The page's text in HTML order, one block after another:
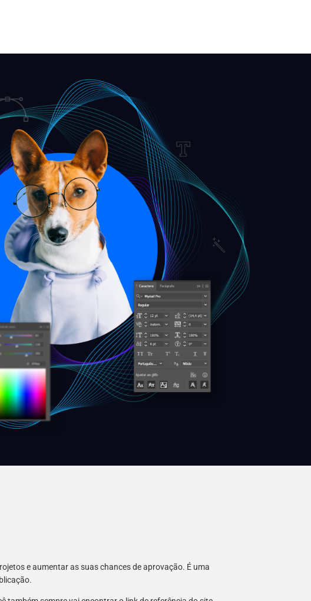
e aumentar as suas chances de aprovação. É uma